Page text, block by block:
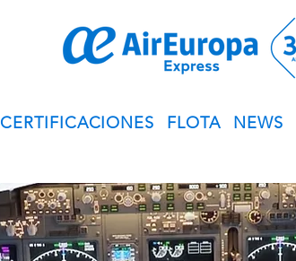
CERTIFICACIONES FLOTA NEWS